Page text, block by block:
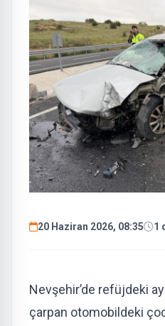
20 Haziran 2026, 08:35 1
Nevşehir’de refüjdeki
çarpan otomobildeki